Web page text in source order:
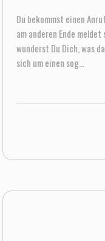
Du bekommst einen
am anderen Ende
wunderst Du Dich, was
sich um einen sog...